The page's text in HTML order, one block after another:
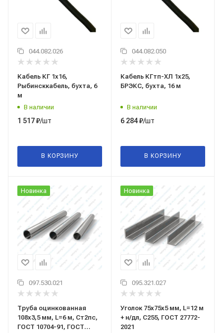
044.082.026
Кабель КГ 1x16,
Рыбинсккабель, бухта, 6
м
В наличии
1 517₽/шт
В КОРЗИНУ
044.082.050
Кабель КГтп-ХЛ 1x25,
БРЭКС, бухта, 16 м
В наличии
6 284₽/шт
В КОРЗИНУ
Новинка
097.530.021
Труба оцинкованная
108x3,5 мм, L=6 м, Ст2пс,
ГОСТ 10704-91, ГОСТ
Новинка
095.321.027
Уголок 75x75x5 мм, L=12 м
+ н/дл, С255, ГОСТ 27772-
2021